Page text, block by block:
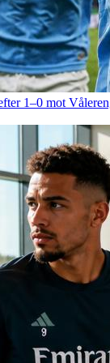
1–0 mot